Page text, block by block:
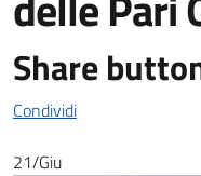
Share
Condividi
21/Giu